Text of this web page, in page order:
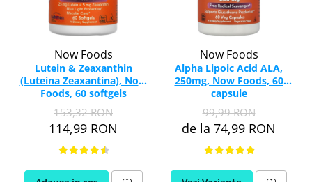
Now Foods
Lutein & Zeaxanthin
(Luteina Zeaxantina), Now
Foods, 60 softgels
153,32 RON
114,99 RON
Now Foods
Alpha Lipoic Acid ALA,
250mg, Now Foods, 60
capsule
99,99 RON
de la 74,99 RON